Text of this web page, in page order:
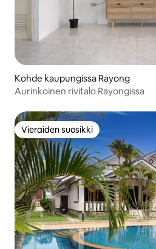
Kohde kaupungissa Rayong
Aurinkoinen rivitalo Rayongissa
Vieraiden suosikki
Vieraiden suosikki